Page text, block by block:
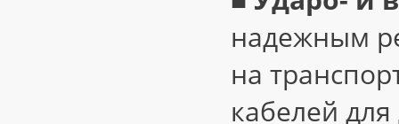
надежным
на
кабелей